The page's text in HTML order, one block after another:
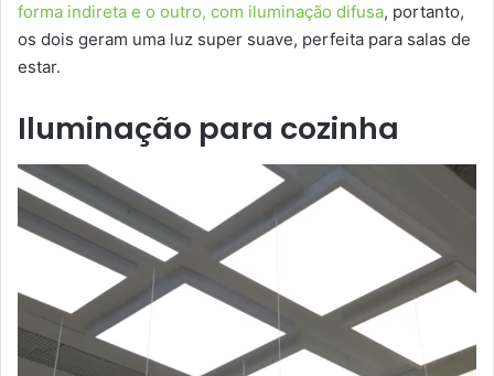
forma indireta e o outro, com iluminação difusa, portanto,
os dois geram uma luz super suave, perfeita para salas de
estar.
Iluminação para cozinha